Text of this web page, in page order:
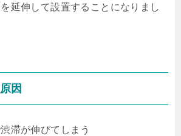
延伸して設置することになりまし
因
滞が伸びてしまう